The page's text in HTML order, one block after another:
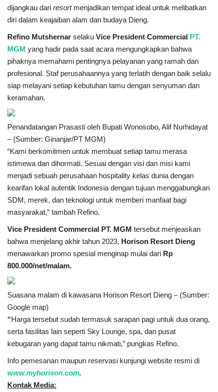
dijangkau dari resortmenjadikan tempat ideal untuk melibatkan
diri dalam keajaiban alam dan budaya Dieng.
Refino Mutshernar selaku Vice President Commercial PT.
MGM yang hadir pada saat acara mengungkapkan bahwa
pihaknya memahami pentingnya pelayanan yang ramah dan
profesional. Staf perusahaannya yang terlatih dengan baik selalu
siap melayani setiap kebutuhan tamu dengan senyuman dan
keramahan.
Penandatangan Prasasti oleh Bupati Wonosobo, Alif Nurhidayat
– (Sumber: Ginanjar/PT MGM)
“Kami berkomitmen untuk membuat setiap tamu merasa
istimewa dan dihormati. Sesuai dengan visi dan misi kami
menjadi sebuah perusahaan hospitality kelas dunia dengan
kearifan lokal autentik Indonesia dengan tujuan menggabungkan
SDM, merek, dan teknologi untuk memberi manfaat bagi
masyarakat,” tambah Refino.
Vice President Commercial PT. MGM tersebut menjeaskan
bahwa menjelang akhir tahun 2023, Horison Resort Dieng
menawarkan promo spesial menginap mulai dari Rp
800.000/net/malam.
Suasana malam di kawasana Horison Resort Dieng – (Sumber:
Google map)
“Harga tersebut sudah termasuk sarapan pagi untuk dua orang,
serta fasilitas lain seperti Sky Lounge, spa, dan pusat
kebugaran yang dapat tamu nikmati,” pungkas Refino.
Info pemesanan maupun reservasi kunjungi website resmi di
www.myhorison.com.
Kontak Media: